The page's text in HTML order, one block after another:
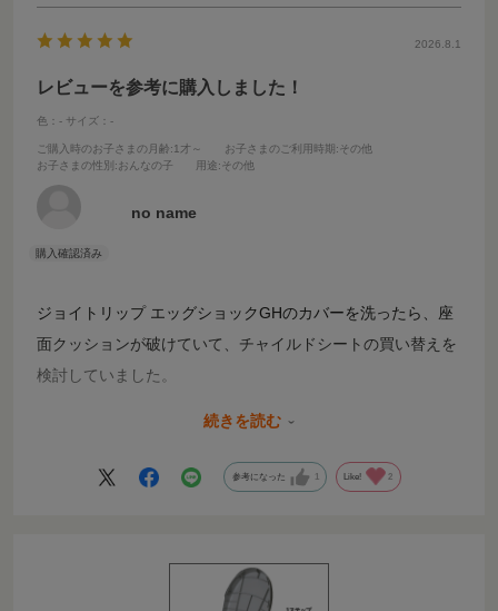
2026.8.1
レビューを参考に購入しました！
色：- サイズ：-
ご購入時のお子さまの月齢:1才～ お子さまのご利用時期 :その他
お子さまの性別 :おんなの子 用途:その他
no name
ジョイトリップ エッグショックGHのカバーを洗ったら、座
面クッションが破けていて、チャイルドシートの買い替えを
検討していました。
問題なく取り付けられて、座り心地も良くなったと、子ども
続きを読む
参考になった 1 Like! 2